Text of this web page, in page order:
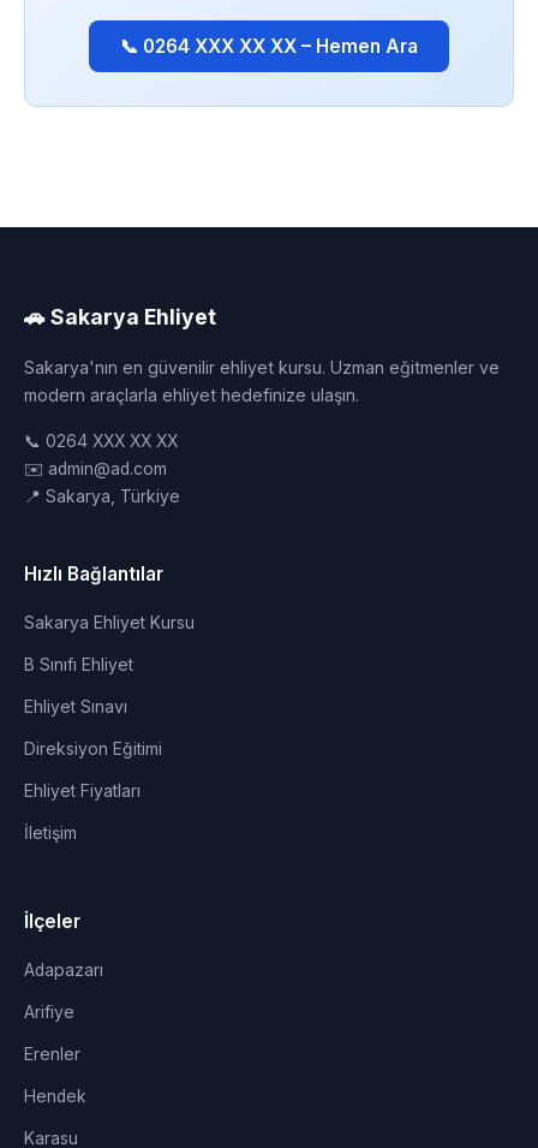
📞 0264 XXX XX XX – Hemen Ara
🚗 Sakarya Ehliyet
Sakarya'nın en güvenilir ehliyet kursu. Uzman eğitmenler ve
modern araçlarla ehliyet hedefinize ulaşın.
📞 0264 XXX XX XX
✉️ admin@ad.com
📍 Sakarya, Türkiye
Hızlı Bağlantılar
Sakarya Ehliyet Kursu
B Sınıfı Ehliyet
Ehliyet Sınavı
Direksiyon Eğitimi
Ehliyet Fiyatları
İletişim
İlçeler
Adapazarı
Arifiye
Erenler
Hendek
Karasu